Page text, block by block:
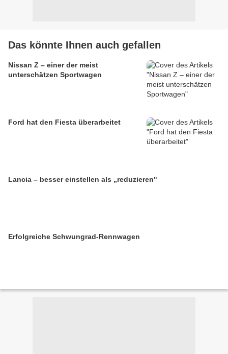
Das könnte Ihnen auch gefallen
Nissan Z – einer der meist
unterschätzen Sportwagen
Ford hat den Fiesta überarbeitet
Lancia – besser einstellen als „reduzieren"
Erfolgreiche Schwungrad-Rennwagen